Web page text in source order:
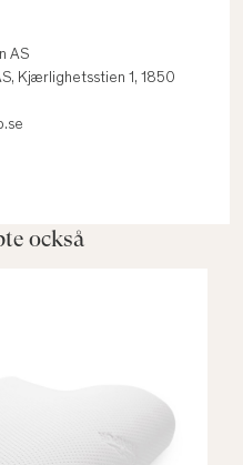
AS
Kjærlighetsstien 1, 1850
också